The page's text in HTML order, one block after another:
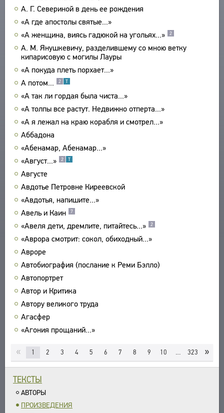
А. Г. Севериной в день ее рождения
«А где апостолы святые...»
«А женщина, виясь гадюкой на угольях...»
2
А. М. Янушкевичу, разделившему со мною ветку
кипарисовую с могилы Лауры
«А покуда плеть порхает...»
А потом...
2 Т
«А так ли гордая была чиста...»
«А толпы все растут. Недвижно отперта...»
«А я лежал на краю корабля и смотрел...»
Аббадона
«Абенамар, Абенамар...»
«Август...»
2 Т
Августе
Авдотье Петровне Киреевской
«Авдотья, напишите...»
Авель и Каин
7
«Авеля дети, дремлите, питайтесь...» 2
«Аврора смотрит: сокол, обиходный...»
Авроре
Автобиография (послание к Реми Бэлло)
Автопортрет
Автор и Критика
Автору великого труда
Агасфер
«Агония прощаний...»
« 1 2 3 4 5 6 7 8 9 10 … 323 »
ТЕКСТЫ
АВТОРЫ
ПРОИЗВЕДЕНИЯ
ПРОИЗВЕДЕНИЯ
ИЗДАНИЯ
ЭНЦИКЛОПЕДИЯ
СЛОВНИК
ВСЕ БИОСПРАВКИ
ПЕРЕВОДЧИКИ
ИССЛЕДОВАТЕЛИ
ТЕЗАУРУС
СТРУКТУРА
УКАЗАТЕЛЬ ТЕРМИНОВ
О ПРОЕКТЕ
КРАТКО О ПРОЕКТЕ
ЦЕЛИ ПРОЕКТА
ПОДСИСТЕМЫ
КОРПУС
БИБЛИОТЕКА
ЭНЦИКЛОПЕДИЯ
ТЕЗАУРУС
ФУНКЦИОНАЛЬНОСТЬ
УКАЗАТЕЛИ
ПОИСК
СВЯЗИ
СОЗДАТЕЛИ ПРОЕКТА
ОБРАТНАЯ СВЯЗЬ
ПОЛЬЗОВАТЕЛЬСКОЕ СОГЛАШЕНИЕ
ЗАКЛАДКИ